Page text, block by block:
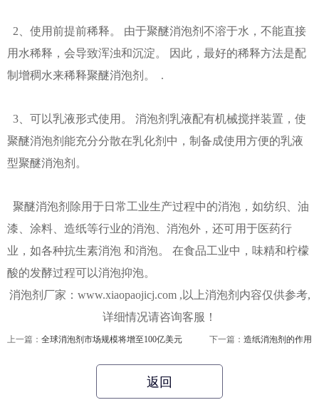
2、使用前提前稀释。 由于聚醚消泡剂不溶于水，不能直接
用水稀释，会导致浑浊和沉淀。 因此，最好的稀释方法是配
制增稠水来稀释聚醚消泡剂。 .
3、可以乳液形式使用。 消泡剂乳液配有机械搅拌装置，使
聚醚消泡剂能充分分散在乳化剂中，制备成使用方便的乳液
型聚醚消泡剂。
聚醚消泡剂除用于日常工业生产过程中的消泡，如纺织、油
漆、涂料、造纸等行业的消泡、消泡外，还可用于医药行
业，如各种抗生素消泡 和消泡。 在食品工业中，味精和柠檬
酸的发酵过程可以消泡抑泡。
消泡剂厂家：www.xiaopaojicj.com ,以上消泡剂内容仅供参考,
详细情况请咨询客服！
上一篇： 全球消泡剂市场规模将增至100亿美元 下一篇： 造纸消泡剂的作用
返回